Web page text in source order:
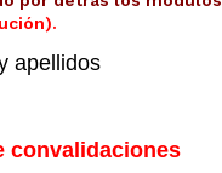
apellidos
convalidaciones